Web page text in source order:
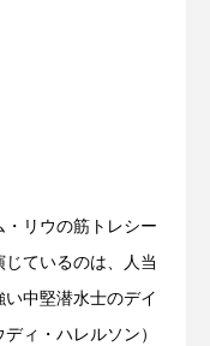
リウの筋トレシー
ているのは、人当
中堅潜水士のデイ
ィ・ハレルソン）